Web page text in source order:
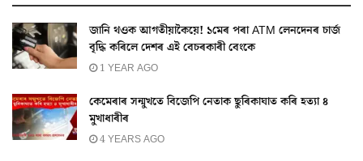
জানি থওক আগতীয়াকৈয়ে! ১মেৰ পৰা ATM লেনদেনৰ চাৰ্জ
বৃদ্ধি কৰিলে দেশৰ এই বেচৰকাৰী বেংকে
1 YEAR AGO
কেমেৰাৰ সন্মুখতে বিজেপি নেতাক ছুৰিকাঘাত কৰি হত্যা ৪
মুখাধাৰীৰ
4 YEARS AGO